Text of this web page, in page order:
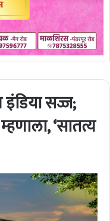
सज्ज;
‘सातत्य